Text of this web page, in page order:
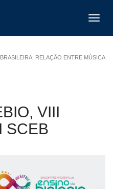
RELAÇÃO ENTRE MÚSICA
VIII
SCEB